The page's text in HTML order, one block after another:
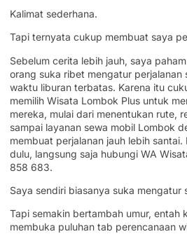
Kalimat sederhana.
Tapi ternyata cukup membuat saya
Sebelum cerita lebih jauh, saya
orang suka ribet mengatur perjalanan
waktu liburan terbatas. Karena itu
memilih Wisata Lombok Plus untuk
mereka, mulai dari menentukan rute,
sampai layanan sewa mobil Lombok
membuat perjalanan jauh lebih
dulu, langsung saja hubungi WA
858 683.
Saya sendiri biasanya suka mengatur
Tapi semakin bertambah umur, entah
membuka puluhan tab perencanaan